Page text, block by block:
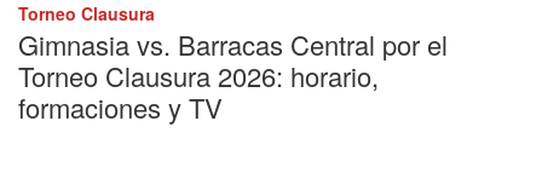
Torneo Clausura
Gimnasia vs. Barracas Central por el
Torneo Clausura 2026: horario,
formaciones y TV